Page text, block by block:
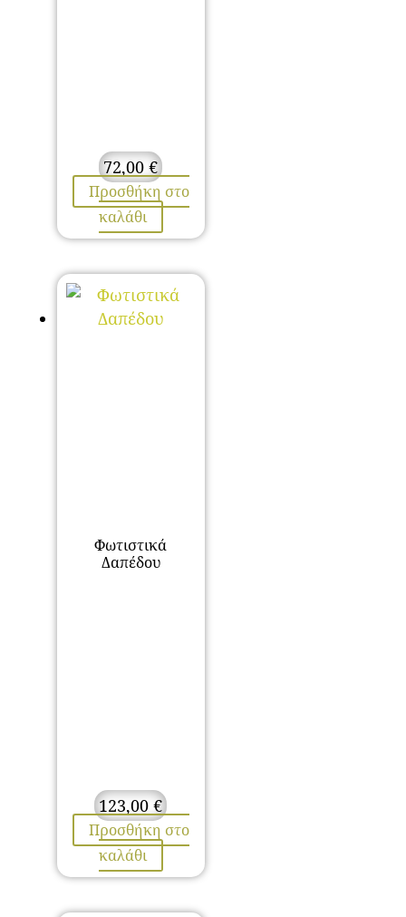
72,00€
Προσθήκη στο
καλάθι
Φωτιστικά
Δαπέδου
123,00€
Προσθήκη στο
καλάθι